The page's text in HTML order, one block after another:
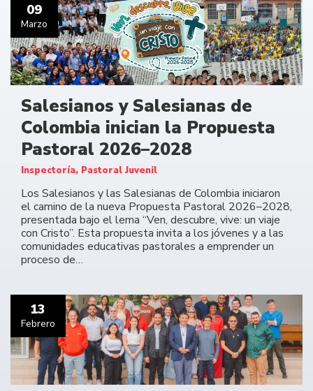
09
Marzo
Salesianos y Salesianas de
Colombia inician la Propuesta
Pastoral 2026–2028
Inspectoría, Pastoral Juvenil
Los Salesianos y las Salesianas de Colombia iniciaron
el camino de la nueva Propuesta Pastoral 2026–2028,
presentada bajo el lema “Ven, descubre, vive: un viaje
con Cristo”. Esta propuesta invita a los jóvenes y a las
comunidades educativas pastorales a emprender un
proceso de…
13
Febrero